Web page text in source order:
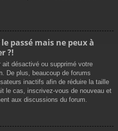
passé mais ne peux à
?!
ait désactivé ou supprimé votre
De plus, beaucoup de forums
inactifs afin de réduire la taille
le cas, inscrivez-vous de nouveau et
aux discussions du forum.